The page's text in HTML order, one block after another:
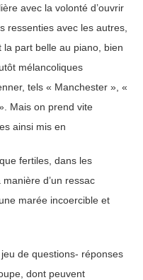
avec la volonté d’ouvrir
ressenties avec les autres,
part belle au piano, bien
mélancoliques
tels « Manchester », «
Mais on prend vite
ainsi mis en
fertiles, dans les
d’un ressac
marée incoercible et
de questions- réponses
dont peuvent